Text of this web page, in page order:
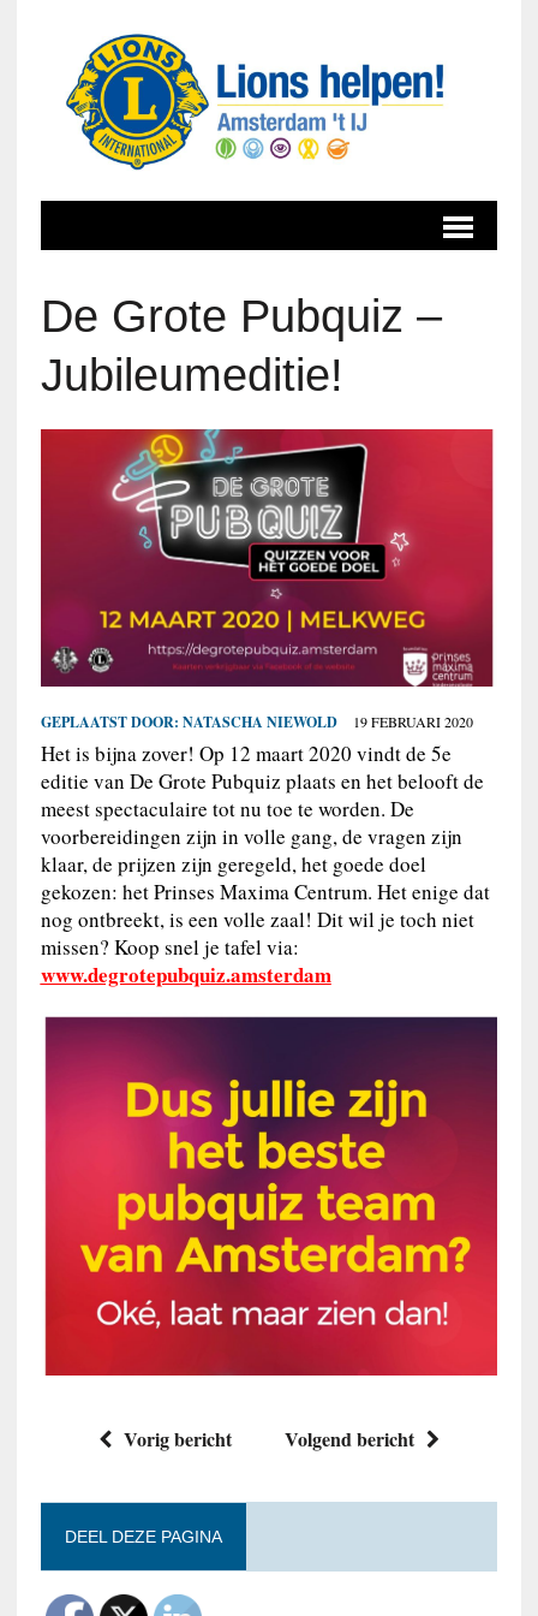
De Grote Pubquiz –
Jubileumeditie!
GEPLAATST DOOR: NATASCHA NIEWOLD 19 FEBRUARI 2020
Het is bijna zover! Op 12 maart 2020 vindt de 5e
editie van De Grote Pubquiz plaats en het belooft de
meest spectaculaire tot nu toe te worden. De
voorbereidingen zijn in volle gang, de vragen zijn
klaar, de prijzen zijn geregeld, het goede doel
gekozen: het Prinses Maxima Centrum. Het enige dat
nog ontbreekt, is een volle zaal! Dit wil je toch niet
missen? Koop snel je tafel via:
www.degrotepubquiz.amsterdam
Vorig bericht Volgend bericht
DEEL DEZE PAGINA